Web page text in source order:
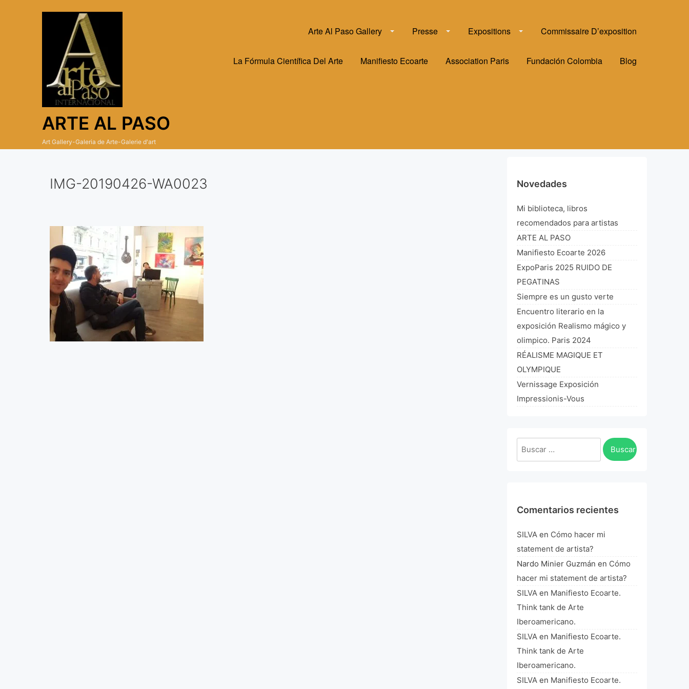
ARTE AL PASO
Art Gallery-Galeria de Arte-Galerie d'art
Arte Al Paso Gallery Presse Expositions Commissaire D’exposition
La Fórmula Científica Del Arte Manifiesto Ecoarte Association Paris Fundación Colombia Blog
IMG-20190426-WA0023 Novedades
Mi biblioteca, libros
recomendados para artistas
ARTE AL PASO
Manifiesto Ecoarte 2026
ExpoParis 2025 RUIDO DE
PEGATINAS
Siempre es un gusto verte
Encuentro literario en la
exposición Realismo mágico y
olimpico. Paris 2024
RÉALISME MAGIQUE ET
OLYMPIQUE
Vernissage Exposición
Impressionis-Vous
Buscar:
Comentarios recientes
SILVA en Cómo hacer mi
statement de artista?
Nardo Minier Guzmán en Cómo
hacer mi statement de artista?
SILVA en Manifiesto Ecoarte.
Think tank de Arte
Iberoamericano.
SILVA en Manifiesto Ecoarte.
Think tank de Arte
Iberoamericano.
SILVA en Manifiesto Ecoarte.